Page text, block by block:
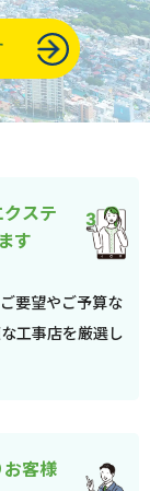
ステ
す
要望やご予算な
工事店を厳選し
客様